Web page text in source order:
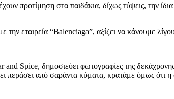
προτίμηση στα παιδάκια, δίχως τύψεις,
εταιρεία “Balenciaga”, αξίζει να κάνουμε
Spice, δημοσιεύει φωτογραφίες της
περάσει από σαράντα κύματα, κρατάμε όμως ότι